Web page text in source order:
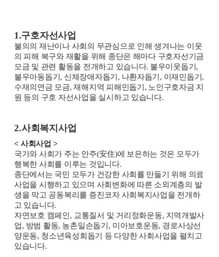
1.구호자선사업
불의의 재난이나 사회의 무관심으로 인해 생겨나는 이웃
의 피해 복구와 재활을 위해 종단은 해마다 구호자선기금
모금 및 관련 활동을 전개하고 있습니다. 불우이웃돕기,
불우아동돕기, 신체장애자돕기, 나환자돕기, 이재민돕기,
수재의연금 모금, 재해지역 피해민돕기, 노인구호자금 지
원 등의 구호 자선사업을 실시하고 있습니다.
2.사회복지사업
< 사회사업 >
국가와 사회가 주는 안주(安住)에 보은하는 것은 모두가
행복한 사회를 이루는 것입니다.
종단에서는 국민 모두가 건강한 사회를 만들기 위해 의료
사업을 시행하고 있으며 사회변화에 따른 소외계층의 발
생을 막고 공동복리를 증진코자 사회복지사업을 전개하
고 있습니다.
자연보호 캠페인, 교통질서 및 거리정화운동, 지역개발사
업, 방범 활동, 농촌일손돕기 , 미아보호운동, 경로사상선
양운동, 청소년육성회돕기 등 다양한 사회사업을 펼치고
있습니다.